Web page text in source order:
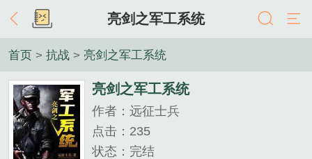
亮剑之军工系统
首页 > 抗战 > 亮剑之军工系统
亮剑之军工系统
作者：远征士兵
点击：235
状态：完结